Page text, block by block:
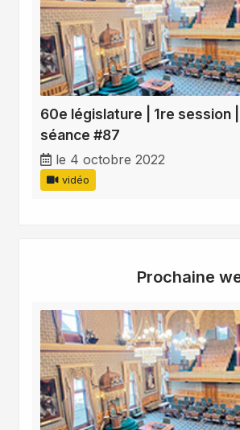
60e législature | 1re session
séance #87
le 4 octobre 2022
vidéo
Prochaine